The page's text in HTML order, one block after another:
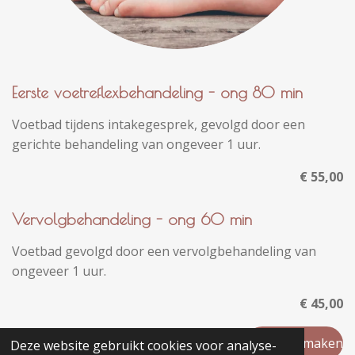
Deze website gebruikt cookies voor analyse-
Eerste voetreflexbehandeling - ong 80 min
Voetbad tijdens intakegesprek, gevolgd door een
gerichte behandeling van ongeveer 1 uur.
€ 55,00
Vervolgbehandeling - ong 60 min
Voetbad gevolgd door een vervolgbehandeling van
ongeveer 1 uur.
€ 45,00
Afspraak maken